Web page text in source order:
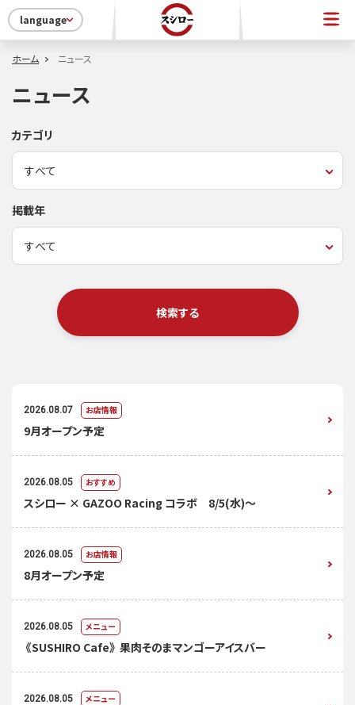
language
ホーム ニュース
ニュース
カテゴリ
掲載年
検索する
2026.08.07 お店情報
9月オープン予定
2026.08.05 おすすめ
スシロー × GAZOO Racing コラボ 8/5(水)～
2026.08.05 お店情報
8月オープン予定
2026.08.05 メニュー
《SUSHIRO Cafe》 果肉そのまマンゴーアイスバー
2026.08.05 メニュー